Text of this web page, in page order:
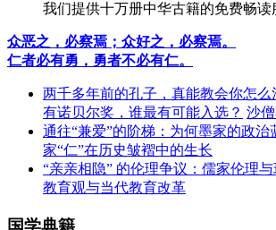
我们提供十万册中华古籍的免费畅
众恶之，必察焉；众好之，必察焉。
仁者必有勇，勇者不必有仁。
两千多年前的孔子，真能教会你怎么
有诺贝尔奖，谁最有可能入选？ 沙
通往“兼爱”的阶梯：为何墨家的政治
家“仁”在历史皱褶中的生长
“亲亲相隐” 的伦理争议：儒家伦理
教育观与当代教育改革
国学典籍